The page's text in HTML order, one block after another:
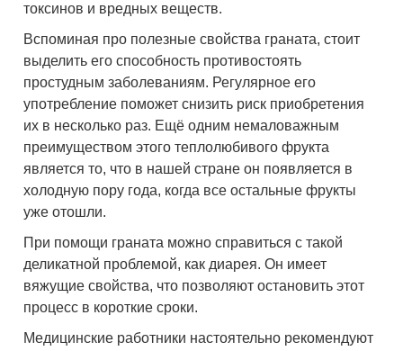
токсинов и вредных веществ.
Вспоминая про полезные свойства граната, стоит
выделить его способность противостоять
простудным заболеваниям. Регулярное его
употребление поможет снизить риск приобретения
их в несколько раз. Ещё одним немаловажным
преимуществом этого теплолюбивого фрукта
является то, что в нашей стране он появляется в
холодную пору года, когда все остальные фрукты
уже отошли.
При помощи граната можно справиться с такой
деликатной проблемой, как диарея. Он имеет
вяжущие свойства, что позволяют остановить этот
процесс в короткие сроки.
Медицинские работники настоятельно рекомендуют